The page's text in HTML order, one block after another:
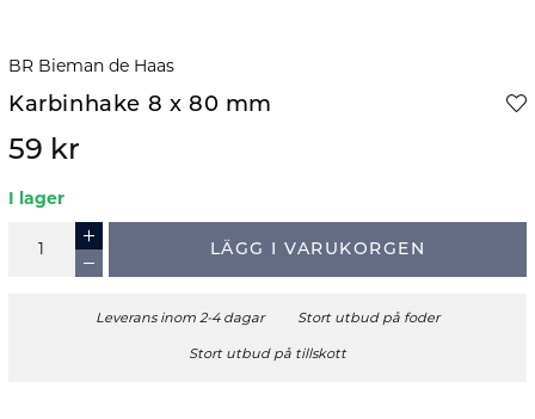
BR Bieman de Haas
Karbinhake 8 x 80 mm
59 kr
I lager
LÄGG I VARUKORGEN
Leverans inom 2-4 dagar Stort utbud på foder
Stort utbud på tillskott